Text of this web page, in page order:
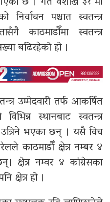
पश्चात स्वतन्त्र
काठमाडौँमा स्वतन्त्र
बढिरहेको हो ।
उम्मेदवारी तर्फ आकर्षित
स्थानबाट स्वतन्त्र
उत्रिने भएका छन् । यसै विच
काठमाडौँ क्षेत्र नम्बर ४
क्षेत्र नम्वर ४ कांग्रेसका
क्षेत्र हो ।